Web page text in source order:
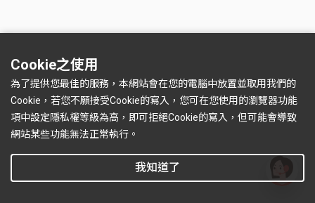
Cookie之使用
為了提供您最佳的服務，本網站會在您的電腦中放置並取用我們的
Cookie，若您不願接受Cookie的寫入，您可在您使用的瀏覽器功能
項中設定隱私權等級為高，即可拒絕Cookie的寫入，但可能會導致
網站某些功能無法正常執行。
我知道了